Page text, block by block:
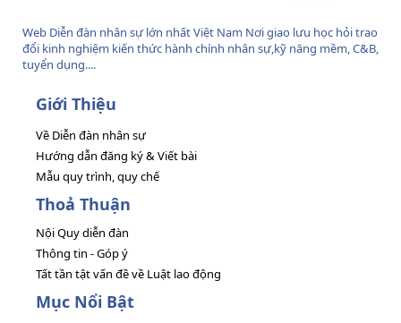
Web Diễn đàn nhân sự lớn nhất Việt Nam Nơi giao lưu học hỏi trao
đổi kinh nghiệm kiến thức hành chính nhân sự,kỹ năng mềm, C&B,
tuyển dụng....
Giới Thiệu
Về Diễn đàn nhân sự
Hướng dẫn đăng ký & Viết bài
Mẫu quy trình, quy chế
Thoả Thuận
Nội Quy diễn đàn
Thông tin - Góp ý
Tất tần tật vấn đề về Luật lao động
Mục Nổi Bật